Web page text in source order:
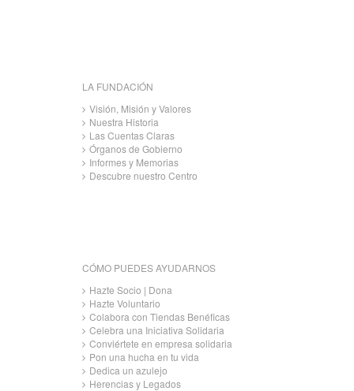
LA FUNDACIÓN
Visión, Misión y Valores
Nuestra Historia
Las Cuentas Claras
Órganos de Gobierno
Informes y Memorias
Descubre nuestro Centro
CÓMO PUEDES AYUDARNOS
Hazte Socio | Dona
Hazte Voluntario
Colabora con Tiendas Benéficas
Celebra una Iniciativa Solidaria
Conviértete en empresa solidaria
Pon una hucha en tu vida
Dedica un azulejo
Herencias y Legados